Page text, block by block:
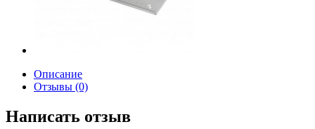
Описание
Отзывы (0)
Написать отзыв